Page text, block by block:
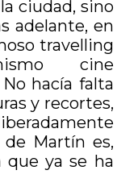
ciudad, sino
adelante, en
travelling
cine
hacía falta
y recortes,
de Martín es,
que ya se ha